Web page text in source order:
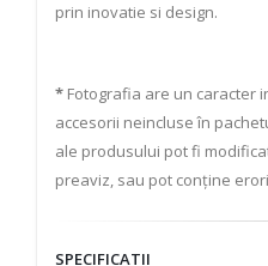
prin inovatie si design.
* Fotografia are un caracter
accesorii neincluse în
ale produsului pot fi
preaviz, sau pot conține
SPECIFICATII